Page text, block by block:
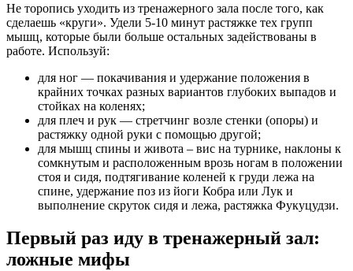
Не торопись уходить из тренажерного зала после того, как
сделаешь «круги». Удели 5-10 минут растяжке тех групп
мышц, которые были больше остальных задействованы в
работе. Используй:
для ног — покачивания и удержание положения в
крайних точках разных вариантов глубоких выпадов и
стойках на коленях;
для плеч и рук — стретчинг возле стенки (опоры) и
растяжку одной руки с помощью другой;
для мышц спины и живота – вис на турнике, наклоны к
сомкнутым и расположенным врозь ногам в положении
стоя и сидя, подтягивание коленей к груди лежа на
спине, удержание поз из йоги Кобра или Лук и
выполнение скруток сидя и лежа, растяжка Фукуцудзи.
Первый раз иду в тренажерный зал:
ложные мифы